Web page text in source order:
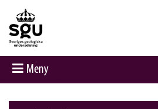
Meny